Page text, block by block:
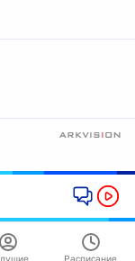
Расписание